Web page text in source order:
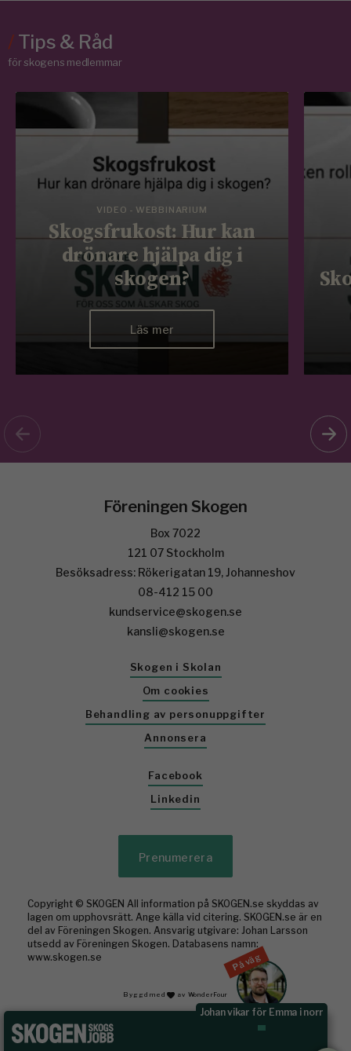
/Tips & Råd
för skogens medlemmar
VIDEO - WEBBINARIUM
Skogsfrukost: Hur kan
drönare hjälpa dig i
skogen?
Läs mer
På väg
Johan vikar för Emma i norr
Föreningen Skogen
Box 7022
121 07 Stockholm
Besöksadress: Rökerigatan 19, Johanneshov
08-412 15 00
kundservice@skogen.se
kansli@skogen.se
Skogen i Skolan
Om cookies
Behandling av personuppgifter
Annonsera
Facebook
Linkedin
Prenumerera
Copyright © SKOGEN All information på SKOGEN.se skyddas av
lagen om upphovsrätt. Ange källa vid citering. SKOGEN.se är en
del av Föreningen Skogen. Ansvarig utgivare: Johan Larsson
utsedd av Föreningen Skogen. Databasens namn:
www.skogen.se
Byggd med av WonderFour